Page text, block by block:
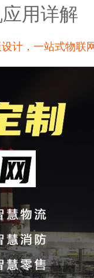
用详解
计，一站式物联